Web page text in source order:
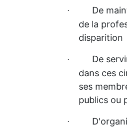
·
De
de la
disparition
·
De
dans ces
ses
publics ou
·